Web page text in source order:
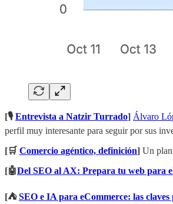
[🎙️ Entrevista a Natzir Turrado] Álvaro
perfil muy interesante para seguir por sus
[🛒 Comercio agéntico, definición] Un
[🤖Del SEO al AX: Prepara tu web para
[⛺SEO e IA para eCommerce: las